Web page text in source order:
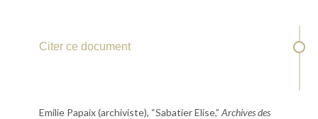
Citer ce document
Emilie Papaix (archiviste), “Sabatier Elise,” Archives des